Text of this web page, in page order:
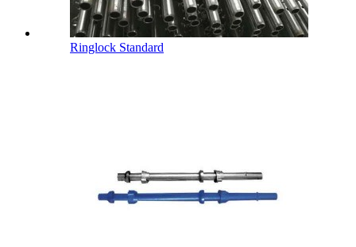
Ringlock Standard